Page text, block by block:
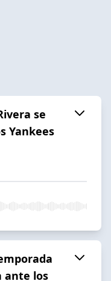
se
Yankees
ante los